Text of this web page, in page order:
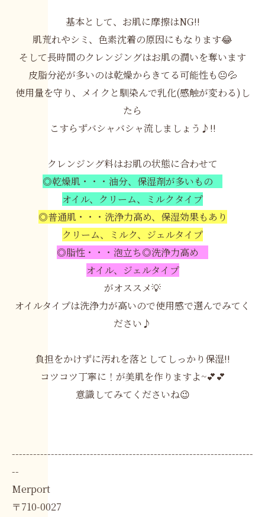
基本として、お肌に摩擦はNG!!
肌荒れやシミ、色素沈着の原因にもなります😂
そして長時間のクレンジングはお肌の潤いを奪います
皮脂分泌が多いのは乾燥からきてる可能性も😐💦
使用量を守り、メイクと馴染んで乳化(感触が変わる)し
たら
こすらずバシャバシャ流しましょう♪!!
クレンジング料はお肌の状態に合わせて
◎乾燥肌・・・油分、保湿剤が多いもの
オイル、クリーム、ミルクタイプ
◎普通肌・・・洗浄力高め、保湿効果もあり
クリーム、ミルク、ジェルタイプ
◎脂性・・・泡立ち◎洗浄力高め
オイル、ジェルタイプ
がオススメ💡
オイルタイプは洗浄力が高いので使用感で選んでみてく
ださい♪
負担をかけずに汚れを落としてしっかり保湿!!
コツコツ丁寧に！が美肌を作りますよ~💕💕
意識してみてくださいね😉
--------------------------------------------------------------------
--
Merport
〒710-0027